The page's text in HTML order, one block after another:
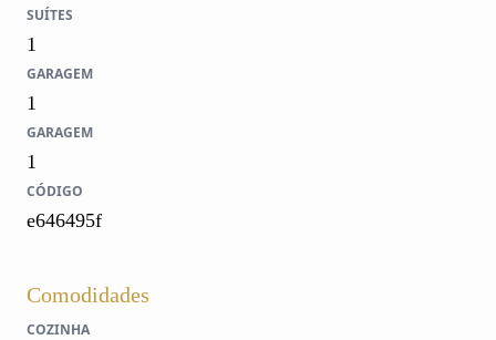
SUÍTES
1
GARAGEM
1
GARAGEM
1
CÓDIGO
e646495f
Comodidades
COZINHA